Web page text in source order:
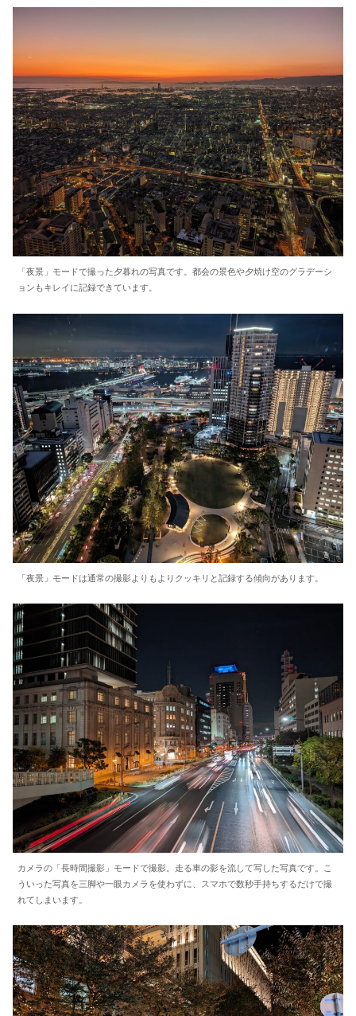
「夜景」モードで撮った夕暮れの写真です。都会の景色や夕焼け空のグラデーシ
ョンもキレイに記録できています。
「夜景」モードは通常の撮影よりもよりクッキリと記録する傾向があります。
カメラの「長時間撮影」モードで撮影。走る車の影を流して写した写真です。こ
ういった写真を三脚や一眼カメラを使わずに、スマホで数秒手持ちするだけで撮
れてしまいます。